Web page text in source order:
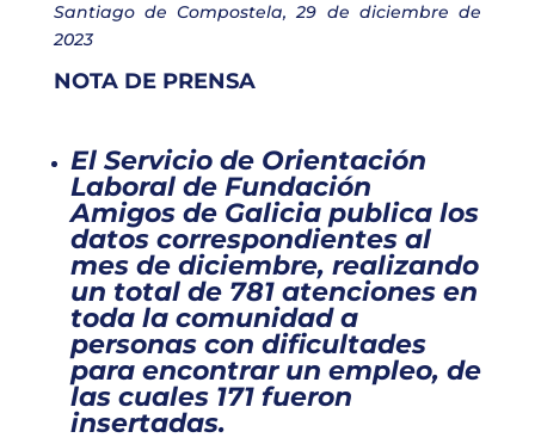
Santiago de Compostela, 29 de diciembre de
2023
NOTA DE PRENSA
El Servicio de Orientación
Laboral de Fundación
Amigos de Galicia publica los
datos correspondientes al
mes de diciembre, realizando
un total de 781 atenciones en
toda la comunidad a
personas con dificultades
para encontrar un empleo, de
las cuales 171 fueron
insertadas.